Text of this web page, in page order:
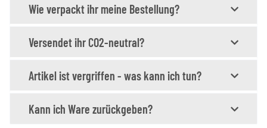
Wie verpackt ihr meine Bestellung?
Versendet ihr CO2-neutral?
Artikel ist vergriffen - was kann ich tun?
Kann ich Ware zurückgeben?